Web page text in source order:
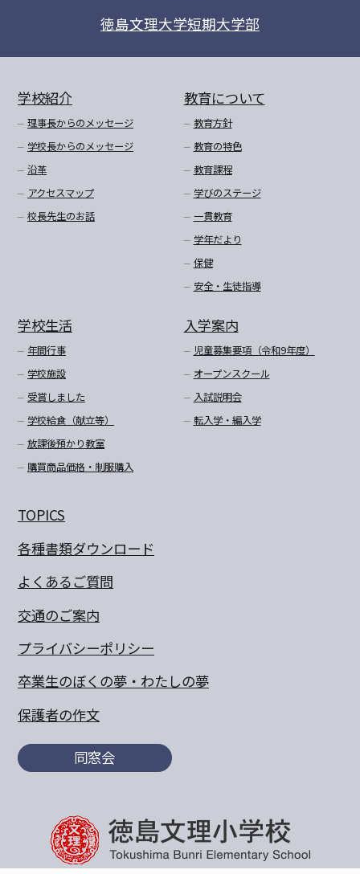
徳島文理大学短期大学部
学校紹介
理事長からのメッセージ
学校長からのメッセージ
沿革
アクセスマップ
校長先生のお話
教育について
教育方針
教育の特色
教育課程
学びのステージ
一貫教育
学年だより
保健
安全・生徒指導
学校生活
年間行事
学校施設
受賞しました
学校給食（献立等）
放課後預かり教室
購買商品価格・制服購入
入学案内
児童募集要項（令和9年度）
オープンスクール
入試説明会
転入学・編入学
TOPICS
各種書類ダウンロード
よくあるご質問
交通のご案内
プライバシーポリシー
卒業生のぼくの夢・わたしの夢
保護者の作文
同窓会